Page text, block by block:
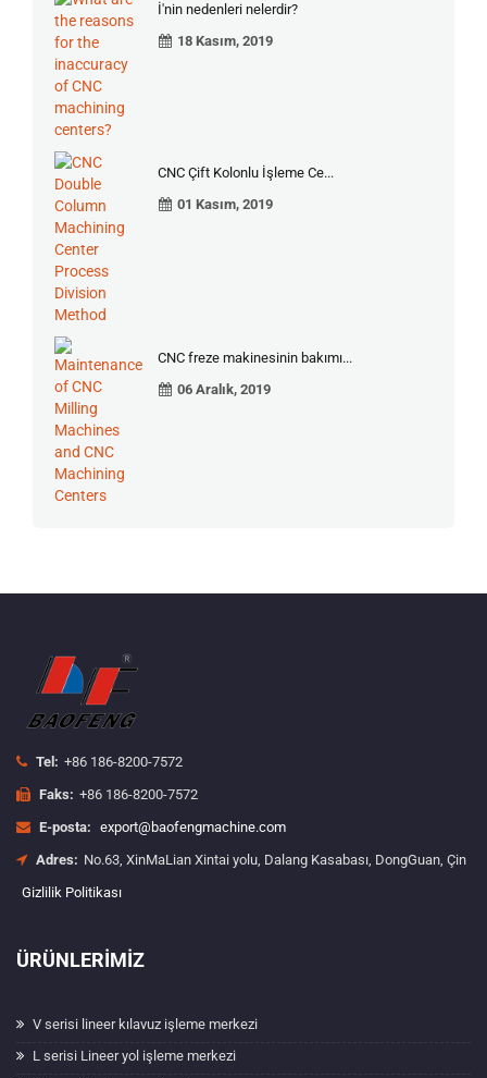
İ'nin nedenleri nelerdir?
18 Kasım, 2019
CNC Çift Kolonlu İşleme Ce...
01 Kasım, 2019
CNC freze makinesinin bakımı...
06 Aralık, 2019
Tel: +86 186-8200-7572
Faks: +86 186-8200-7572
E-posta: export@baofengmachine.com
Adres: No.63, XinMaLian Xintai yolu, Dalang Kasabası, DongGuan, Çin
Gizlilik Politikası
ÜRÜNLERIMIZ
V serisi lineer kılavuz işleme merkezi
L serisi Lineer yol işleme merkezi